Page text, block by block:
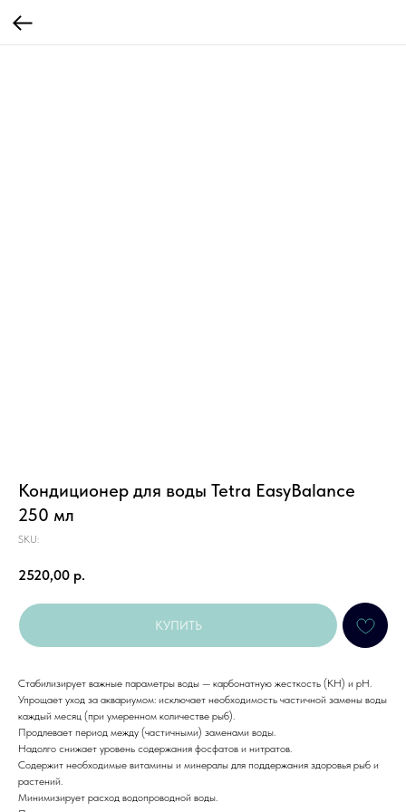
Кондиционер для воды Tetra EasyBalance
250 мл
SKU:
2520,00 р.
КУПИТЬ
Стабилизирует важные параметры воды — карбонатную жесткость (KH) и pH.
Упрощает уход за аквариумом: исключает необходимость частичной замены воды
каждый месяц (при умеренном количестве рыб).
Продлевает период между (частичными) заменами воды.
Надолго снижает уровень содержания фосфатов и нитратов.
Содержит необходимые витамины и минералы для поддержания здоровья рыб и
растений.
Минимизирует расход водопроводной воды.